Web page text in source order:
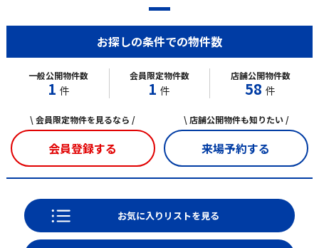
お探しの条件での物件数
一般公開物件数
1 件
会員限定物件数
1 件
店舗公開物件数
58 件
\ 会員限定物件を見るなら /
会員登録する
\ 店舗公開物件も知りたい /
来場予約する
お気に入りリストを見る